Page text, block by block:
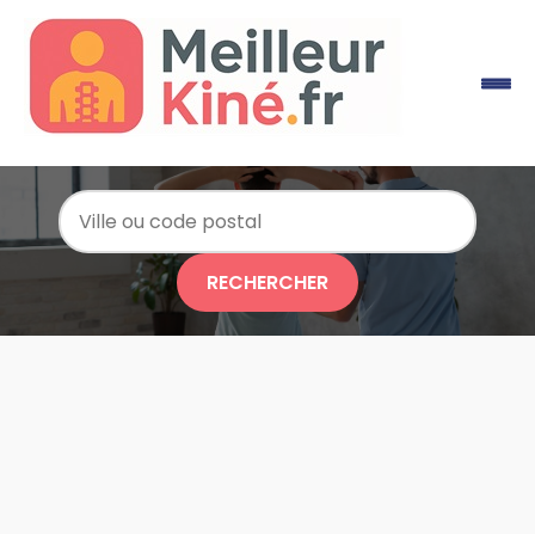
RECHERCHER